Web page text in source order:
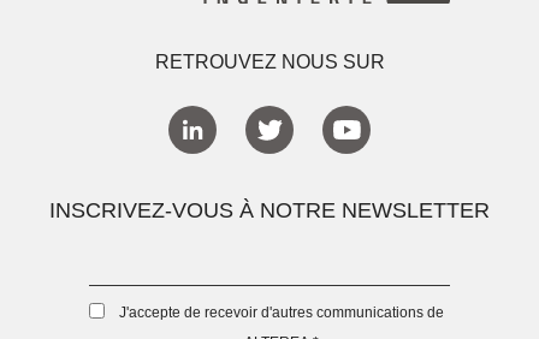
RETROUVEZ NOUS SUR
INSCRIVEZ-VOUS À NOTRE NEWSLETTER
J'accepte de recevoir d'autres communications de